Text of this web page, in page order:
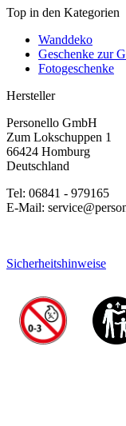
Top in den Kategorien
Wanddeko
Geschenke zur
Fotogeschenke
Hersteller
Personello GmbH
Zum Lokschuppen 1
66424 Homburg
Deutschland
Tel: 06841 - 979165
E-Mail:
Sicherheitshinweise